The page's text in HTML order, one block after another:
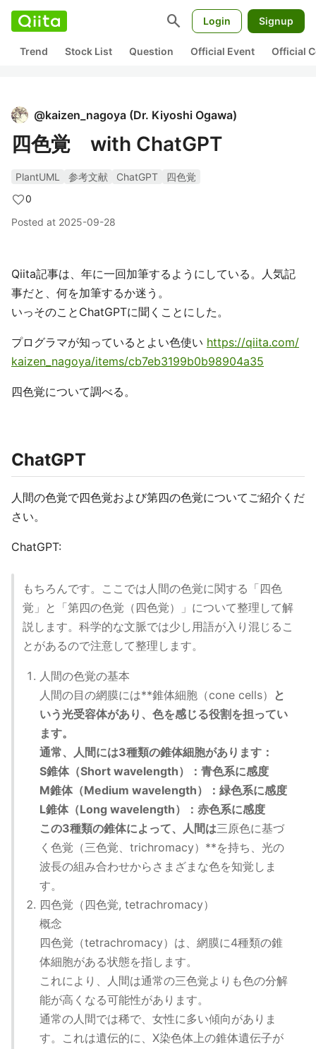
search Login Signup
Trend Stock List Question Official Event Official
@kaizen_nagoya (Dr. Kiyoshi Ogawa)
四色覚 with ChatGPT
PlantUML 参考文献 ChatGPT
四色覚
0
Posted at 2025-09-28
Qiita記事は、年に一回加筆するようにしている。人気記
事だと、何を加筆するか迷う。
いっそのことChatGPTに聞くことにした。
プログラマが知っているとよい色使い https://qiita.com/
kaizen_nagoya/items/cb7eb3199b0b98904a35
四色覚について調べる。
ChatGPT
人間の色覚で四色覚および第四の色覚についてご紹介くだ
さい。
ChatGPT:
もちろんです。ここでは人間の色覚に関する「四色
覚」と「第四の色覚（四色覚）」について整理して解
説します。科学的な文脈では少し用語が入り混じるこ
とがあるので注意して整理します。
人間の色覚の基本
人間の目の網膜には**錐体細胞（cone cells） と
いう光受容体があり、色を感じる役割を担ってい
ます。
通常、人間には3種類の錐体細胞があります：
S錐体（Short wavelength）：青色系に感度
M錐体（Medium wavelength）：緑色系に感度
L錐体（Long wavelength）：赤色系に感度
この3種類の錐体によって、人間は三原色に基づ
く色覚（三色覚、trichromacy）**を持ち、光の
波長の組み合わせからさまざまな色を知覚しま
す。
四色覚（四色覚, tetrachromacy）
概念
四色覚（tetrachromacy）は、網膜に4種類の錐
体細胞がある状態を指します。
これにより、人間は通常の三色覚よりも色の分解
能が高くなる可能性があります。
通常の人間では稀で、女性に多い傾向がありま
す。これは遺伝的に、X染色体上の錐体遺伝子が